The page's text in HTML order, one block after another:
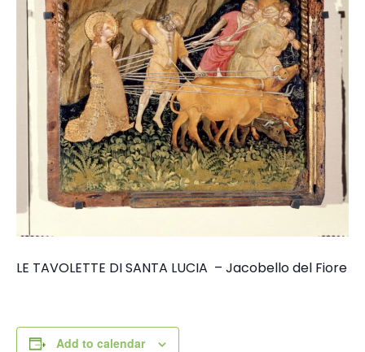
LE TAVOLETTE DI SANTA LUCIA – Jacobello del Fiore
Add to calendar